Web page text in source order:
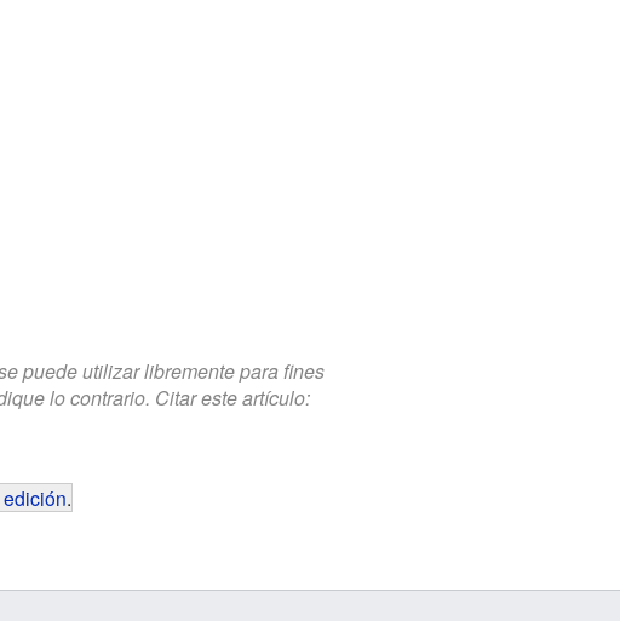
puede utilizar libremente para fines
lo contrario. Citar este artículo:
.